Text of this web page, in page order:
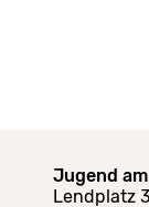
Jugend
Lendplatz